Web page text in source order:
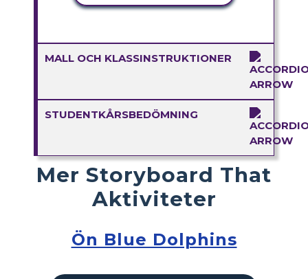
MALL OCH KLASSINSTRUKTIONER
STUDENTKÅRSBEDÖMNING
Mer Storyboard That
Aktiviteter
Ön Blue Dolphins